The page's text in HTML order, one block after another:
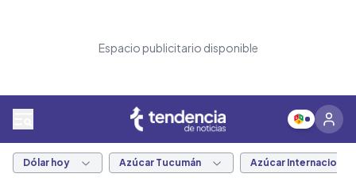
Espacio publicitario disponible
Dólar hoy Azúcar Tucumán Azúcar Internacional